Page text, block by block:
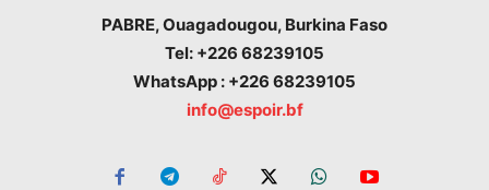
PABRE, Ouagadougou, Burkina Faso
Tel: +226 68239105
WhatsApp : +226 68239105
info@espoir.bf